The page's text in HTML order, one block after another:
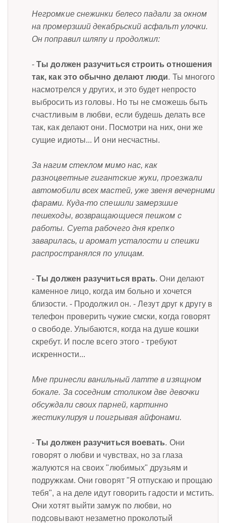
Негромкие снежинки белесо падали за окном
на промерзший декабрьский асфальт улочки.
Он поправил шляпу и продолжил:
-Ты должен разучиться строить отношения
так, как это обычно делают люди. Ты многого
насмотрелся у других, и это будет непросто
выбросить из головы. Но ты не сможешь быть
счастливым в любви, если будешь делать все
так, как делают они. Посмотри на них, они же
сущие идиоты... И они несчастны.
За нагим стеклом мимо нас, как
разноцветные гигантские жуки, проезжали
автомобили всех мастей, уже звеня вечерними
фарами. Куда-то спешили замерзшие
пешеходы, возвращающиеся пешком с
работы. Суета рабочего дня крепко
заварилась, и аромат усталости и спешки
распространялся по улицам.
-Ты должен разучиться врать. Они делают
каменное лицо, когда им больно и хочется
близости. - Продолжил он. - Лезут друг к другу в
телефон проверить чужие смски, когда говорят
о свободе. Улыбаются, когда на душе кошки
скребут. И после всего этого - требуют
искренности...
Мне принесли ванильный латте в изящном
бокале. За соседним столиком две девочки
обсуждали своих парней, картинно
жестикулируя и поигрывая айфонами.
-Ты должен разучиться воевать. Они
говорят о любви и чувствах, но за глаза
жалуются на своих "любимых" друзьям и
подружкам. Они говорят "Я отпускаю и прощаю
тебя", а на деле идут говорить гадости и мстить.
Они хотят выйти замуж по любви, но
подсовывают незаметно проколотый